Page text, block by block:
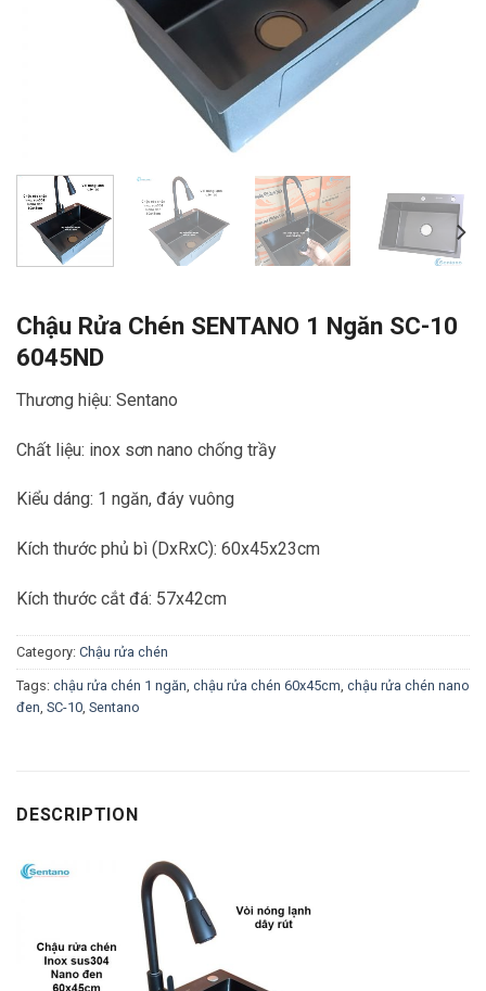
Chậu Rửa Chén SENTANO 1 Ngăn SC-10
6045ND
Thương hiệu: Sentano
Chất liệu: inox sơn nano chống trầy
Kiểu dáng: 1 ngăn, đáy vuông
Kích thước phủ bì (DxRxC): 60x45x23cm
Kích thước cắt đá: 57x42cm
Category: Chậu rửa chén
Tags: chậu rửa chén 1 ngăn chậu rửa chén 60x45cm chậu rửa chén nano
đen SC-10 Sentano
DESCRIPTION